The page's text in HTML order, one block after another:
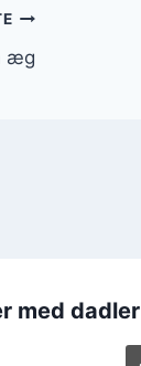
æg
med dadler